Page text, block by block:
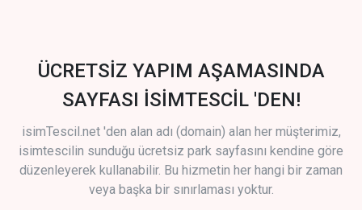
ÜCRETSİZ YAPIM AŞAMASINDA
SAYFASI İSİMTESCİL 'DEN!
isimTescil.net 'den alan adı (domain) alan her müşterimiz,
isimtescilin sunduğu ücretsiz park sayfasını kendine göre
düzenleyerek kullanabilir. Bu hizmetin her hangi bir zaman
veya başka bir sınırlaması yoktur.